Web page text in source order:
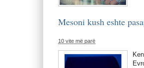
Mesoni kush eshte
10 vite më parë